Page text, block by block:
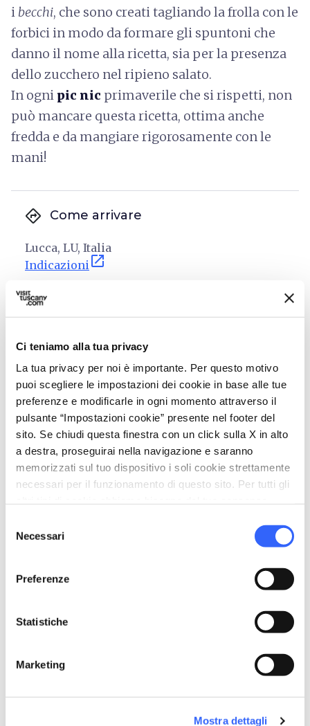
Ci teniamo alla tua privacy
La tua privacy per noi è importante. Per questo motivo
puoi scegliere le impostazioni dei cookie in base alle tue
preferenze e modificarle in ogni momento attraverso il
pulsante “Impostazioni cookie” presente nel footer del
sito. Se chiudi questa finestra con un click sulla X in alto
a destra, proseguirai nella navigazione e saranno
memorizzati sul tuo dispositivo i soli cookie strettamente
necessari per il funzionamento di questo sito. Per tutti gli
delNecessari
Preferenze
Statistiche
Marketing
Mostra dettagli
i becchi, che sono creati tagliando la frolla con le
forbici in modo da formare gli spuntoni che
danno il nome alla ricetta, sia per la presenza
dello zucchero nel ripieno salato.
In ogni pic nic primaverile che si rispetti, non
può mancare questa ricetta, ottima anche
fredda e da mangiare rigorosamente con le
mani!
directions Come arrivare
Lucca, LU, Italia
Indicazioni open_in_new
Pan di Ramerino
viene preparato tradizionalmente nel periodo
È unapagnotta soffice